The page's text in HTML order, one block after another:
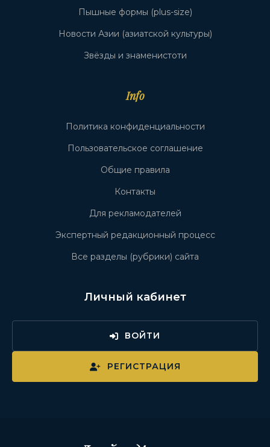
Пышные формы (plus-size)
Новости Азии (азиатской культуры)
Звёзды и знаменистоти
Info
Политика конфиденциальности
Пользовательское соглашение
Общие правила
Контакты
Для рекламодателей
Экспертный редакционный процесс
Все разделы (рубрики) сайта
Личный кабинет
ВОЙТИ
РЕГИСТРАЦИЯ